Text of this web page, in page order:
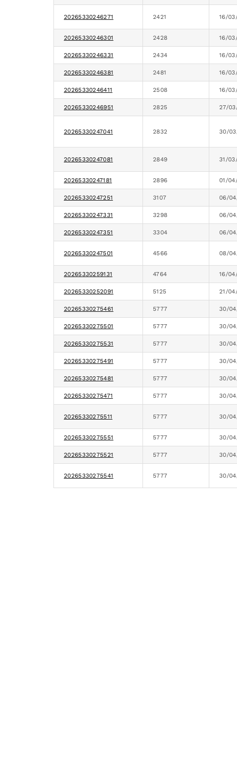
20265330246271 2421 16/
20265330246301 2428 16/
20265330246331 2434 16/
20265330246381 2481 16/
20265330246411 2508 16/
20265330246951 2825 27/
20265330247041 2832 30/
20265330247081 2849 31/
20265330247181 2896 01/
20265330247251 3107 06/
20265330247331 3298 06/
20265330247351 3304 06/
20265330247501 4566 08/
20265330259131 4764 16/
20265330252091 5125 21/
20265330275461 5777 30/
20265330275501 5777 30/
20265330275531 5777 30/
20265330275491 5777 30/
20265330275481 5777 30/
20265330275471 5777 30/
20265330275511 5777 30/
20265330275551 5777 30/
20265330275521 5777 30/
20265330275541 5777 30/